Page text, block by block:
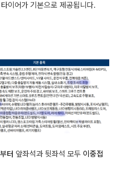
이어가 기본으로 제공됩니다.
터 앞좌석과 뒷좌석 모두 이중접